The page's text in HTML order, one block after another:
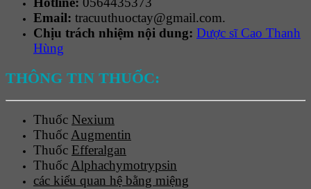
Email: tracuuthuoctay@gmail.com.
Chịu trách nhiệm nội dung: Dược sĩ Cao Thanh
Hùng
THÔNG TIN THUỐC:
Thuốc Nexium
ThuốcAugmentin
Thuốc Efferalgan
ThuốcAlphachymotrypsin
các kiểu quan hệ bằng miệng